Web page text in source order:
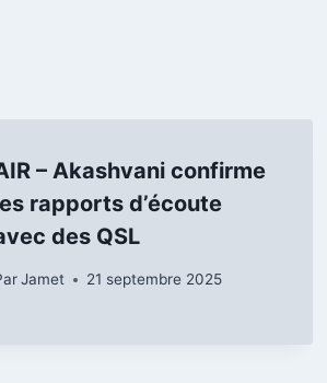
– Akashvani confirme
rapports d’écoute
des QSL
Jamet 21 septembre 2025